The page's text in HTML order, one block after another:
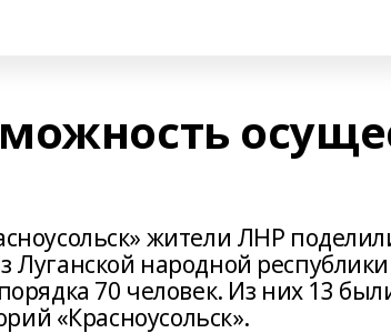
жители ЛНР
народной республики
70 человек. Из них 13
«Красноусольск».